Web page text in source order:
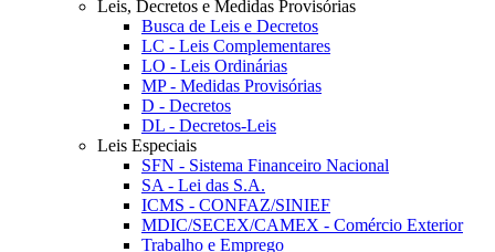
Leis, Decretos e Medidas Provisórias
Busca de Leis e Decretos
LC - Leis Complementares
LO - Leis Ordinárias
MP - Medidas Provisórias
D - Decretos
DL - Decretos-Leis
Leis Especiais
SFN - Sistema Financeiro Nacional
SA - Lei das S.A.
ICMS - CONFAZ/SINIEF
MDIC/SECEX/CAMEX - Comércio Exterior
Trabalho e Emprego